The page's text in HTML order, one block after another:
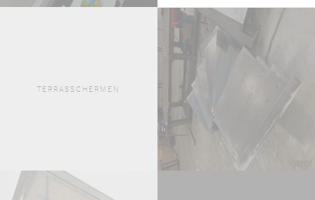
TERRASSCHERMEN